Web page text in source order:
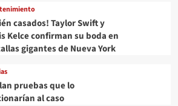
casados! Taylor Swift y
Kelce confirman su boda en
gigantes de Nueva York
pruebas que lo
al caso